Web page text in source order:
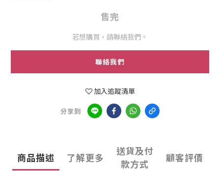
售完
若想購買，請聯絡我們。
聯絡我們
加入追蹤清單
分享到
商品描述 了解更多
送貨及付
款方式
顧客評價